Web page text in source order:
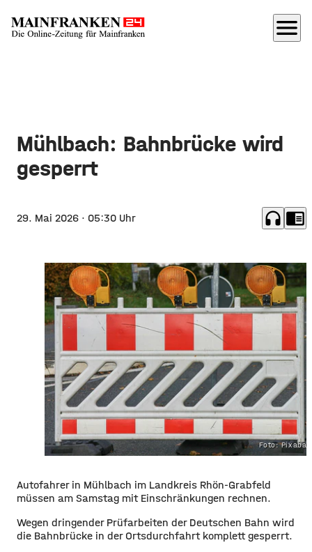
menu
Mühlbach: Bahnbrücke wird
gesperrt
29. Mai 2026 · 05:30 Uhr headphones chrome_reader_mode
Foto:
Autofahrer in Mühlbach im Landkreis Rhön-Grabfeld
müssen am Samstag mit Einschränkungen rechnen.
Wegen dringender Prüfarbeiten der Deutschen Bahn wird
die Bahnbrücke in der Ortsdurchfahrt komplett gesperrt.